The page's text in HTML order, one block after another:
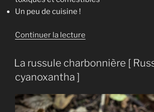
Un peu de cuisine !
Continuer la lecture
lactaire
Lactarius
deliciosus
La russule charbonnière [
cyanoxantha ]